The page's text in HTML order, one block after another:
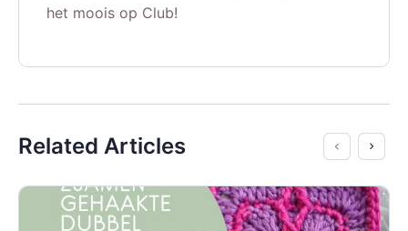
het moois op Club!
Related Articles